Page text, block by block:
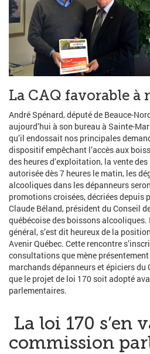
La CAQ favorable à
André Spénard, député de Beauce-
aujourd’hui à son bureau à Sainte-
qu’il endossait nos principales
dispositif empêchant l’accès aux
des heures d’exploitation, la vente
autorisée dès 7 heures le matin, les
alcooliques dans les dépanneurs
promotions croisées, décriées depuis
Claude Béland, président du Conseil
québécoise des boissons alcooliques.
général, s’est dit heureux de la
Avenir Québec. Cette rencontre
consultations que mène
marchands dépanneurs et épiciers du
que le projet de loi 170 soit adopté
parlementaires.
La loi 170 s’en
commission